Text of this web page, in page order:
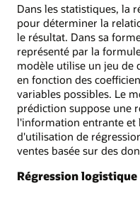
Dans les statistiques, la
pour déterminer la
le résultat. Dans sa
représenté par la
modèle utilise un jeu de
en fonction des
variables possibles. Le
prédiction suppose une
l'information entrante et
d'utilisation de
ventes basée sur des
Régression logistique